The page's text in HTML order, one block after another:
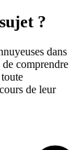
?
dans
de comprendre
de leur